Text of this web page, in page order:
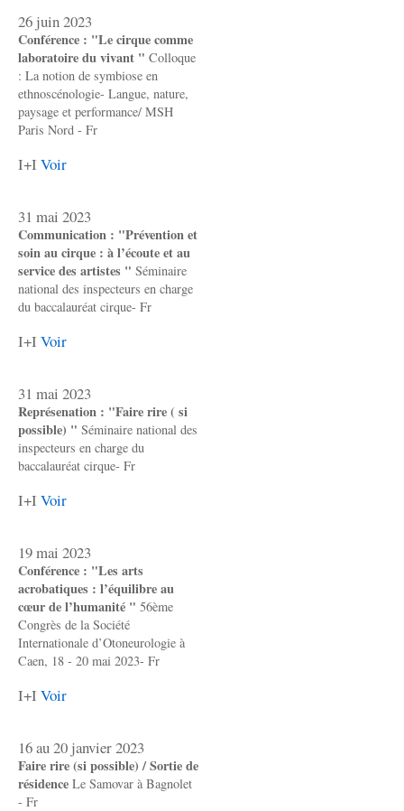
26 juin 2023
Conférence : "Le cirque comme
laboratoire du vivant " Colloque
: La notion de symbiose en
ethnoscénologie- Langue, nature,
paysage et performance/ MSH
Paris Nord - Fr
I+I Voir
31 mai 2023
Communication : "Prévention et
soin au cirque : à l’écoute et au
service des artistes " Séminaire
national des inspecteurs en charge
du baccalauréat cirque- Fr
I+I Voir
31 mai 2023
Représenation : "Faire rire ( si
possible) " Séminaire national des
inspecteurs en charge du
baccalauréat cirque- Fr
I+I Voir
19 mai 2023
Conférence : "Les arts
acrobatiques : l’équilibre au
cœur de l’humanité " 56ème
Congrès de la Société
Internationale d’Otoneurologie à
Caen, 18 - 20 mai 2023- Fr
I+I Voir
16 au 20 janvier 2023
Faire rire (si possible) / Sortie de
résidence Le Samovar à Bagnolet
- Fr